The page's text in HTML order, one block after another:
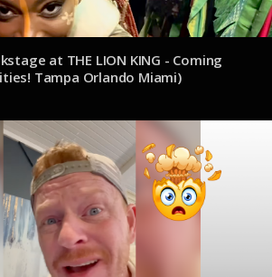
at THE LION KING - Coming
Tampa Orlando Miami)